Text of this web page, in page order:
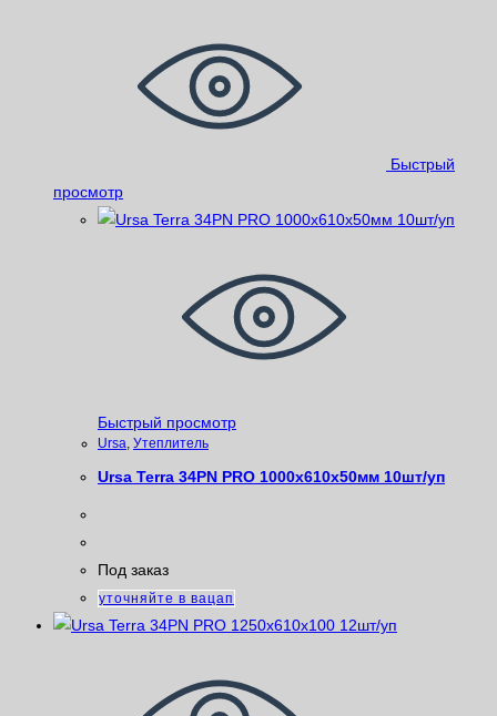
Быстрый
просмотр
Быстрый просмотр
Ursa, Утеплитель
Ursa Terra 34PN PRO 1000х610х50мм 10шт/уп
Под заказ
уточняйте в вацап